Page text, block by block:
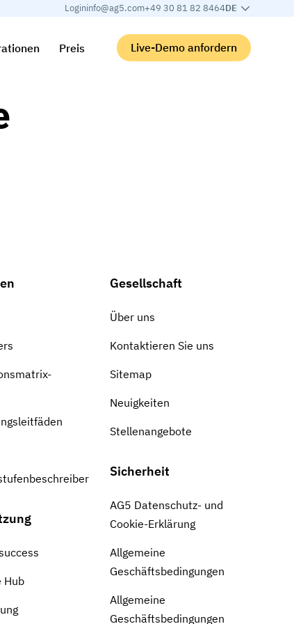
Logininfo@ag5.com+49 30 81 82 8464DE
Preis Live-Demo anfordern
Hub
Gesellschaft
Über uns
Kontaktieren Sie uns
Sitemap
Neuigkeiten
Stellenangebote
Sicherheit
AG5 Datenschutz- und
Cookie-Erklärung
Allgemeine
Geschäftsbedingungen
Allgemeine
Geschäftsbedingungen